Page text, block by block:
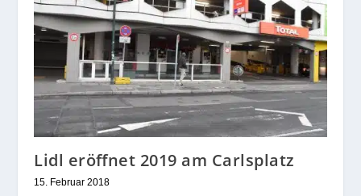
Lidl eröffnet 2019 am Carlsplatz
15. Februar 2018